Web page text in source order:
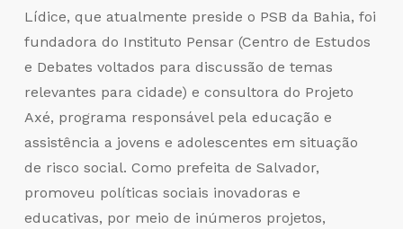
Lídice, que atualmente preside o PSB da Bahia, foi
fundadora do Instituto Pensar (Centro de Estudos
e Debates voltados para discussão de temas
relevantes para cidade) e consultora do Projeto
Axé, programa responsável pela educação e
assistência a jovens e adolescentes em situação
de risco social. Como prefeita de Salvador,
promoveu políticas sociais inovadoras e
educativas, por meio de inúmeros projetos,